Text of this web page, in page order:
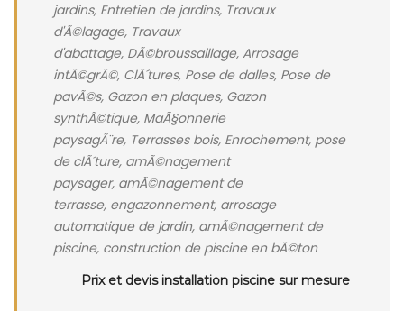
jardins, Entretien de jardins, Travaux
d'Ã©lagage, Travaux
d'abattage, DÃ©broussaillage, Arrosage
intÃ©grÃ©, ClÃ´tures, Pose de dalles, Pose de
pavÃ©s, Gazon en plaques, Gazon
synthÃ©tique, MaÃ§onnerie
paysagÃ¨re, Terrasses bois, Enrochement, pose
de clÃ´ture, amÃ©nagement
paysager, amÃ©nagement de
terrasse, engazonnement, arrosage
automatique de jardin, amÃ©nagement de
piscine, construction de piscine en bÃ©ton
Prix et devis installation piscine sur mesure